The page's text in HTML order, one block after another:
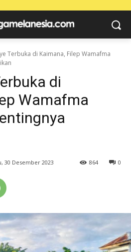
Terbuka di Kaimana, Filep Wamafma
di
Wamafma
30 Desember 2023 0
864